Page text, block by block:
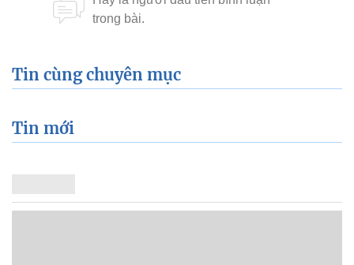
Tin cùng chuyên mục
Tin mới